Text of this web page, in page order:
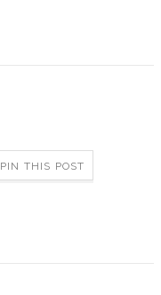
PIN THIS POST